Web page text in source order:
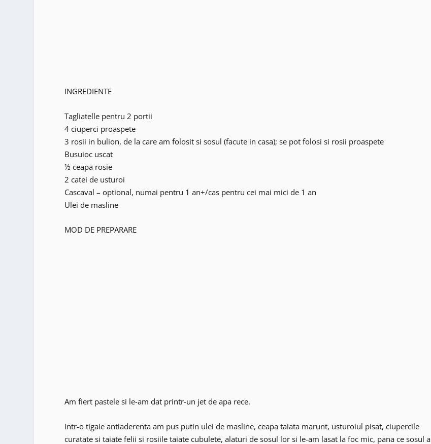
INGREDIENTE
Tagliatelle pentru 2 portii
4 ciuperci proaspete
3 rosii in bulion, de la care am folosit si sosul (facute in casa); se pot folosi si rosii proaspete
Busuioc uscat
½ ceapa rosie
2 catei de usturoi
Cascaval – optional, numai pentru 1 an+/cas pentru cei mai mici de 1 an
Ulei de masline
MOD DE PREPARARE
Am fiert pastele si le-am dat printr-un jet de apa rece.
Intr-o tigaie antiaderenta am pus putin ulei de masline, ceapa taiata marunt, usturoiul pisat, ciupercile
curatate si taiate felii si rosiile taiate cubulete, alaturi de sosul lor si le-am lasat la foc mic, pana ce sosul a